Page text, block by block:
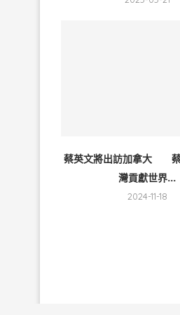
蔡英文將出訪加拿大 蔡
灣貢獻世界...
2024-11-18